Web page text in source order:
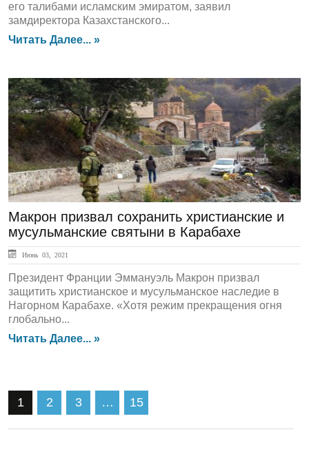
его талибами исламским эмиратом, заявил
замдиректора Казахстанского...
Читать Далее... »
ЛЕНТА НОВОСТЕЙ
Макрон призвал сохранить христианские и
мусульманские святыни в Карабахе
Июнь 03, 2021
Президент Франции Эммануэль Макрон призвал
защитить христианское и мусульманское наследие в
Нагорном Карабахе. «Хотя режим прекращения огня
глобально...
Читать Далее... »
1 2 3 … 15